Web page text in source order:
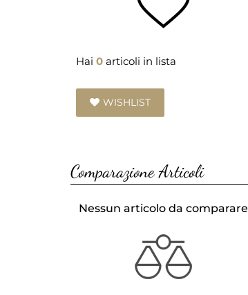
Hai 0 articoli in lista
WISHLIST
Comparazione Articoli
Nessun articolo da comparare